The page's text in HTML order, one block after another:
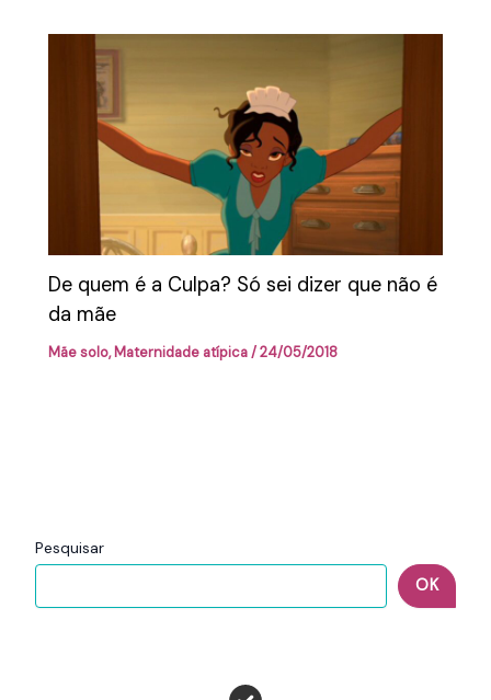
Pesquisar
OK
De quem é a Culpa? Só sei dizer que não é
da mãe
Mãe solo,Maternidade atípica/24/05/2018